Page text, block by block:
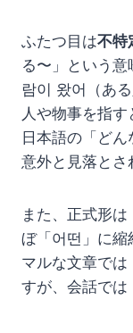
ふたつ目は不特
る〜」という
람이 왔어（あ
人や物事を指
日本語の「どん
意外と見落とさ
また、正式形
ぼ「어떤」に縮
マルな文章では
すが、会話では